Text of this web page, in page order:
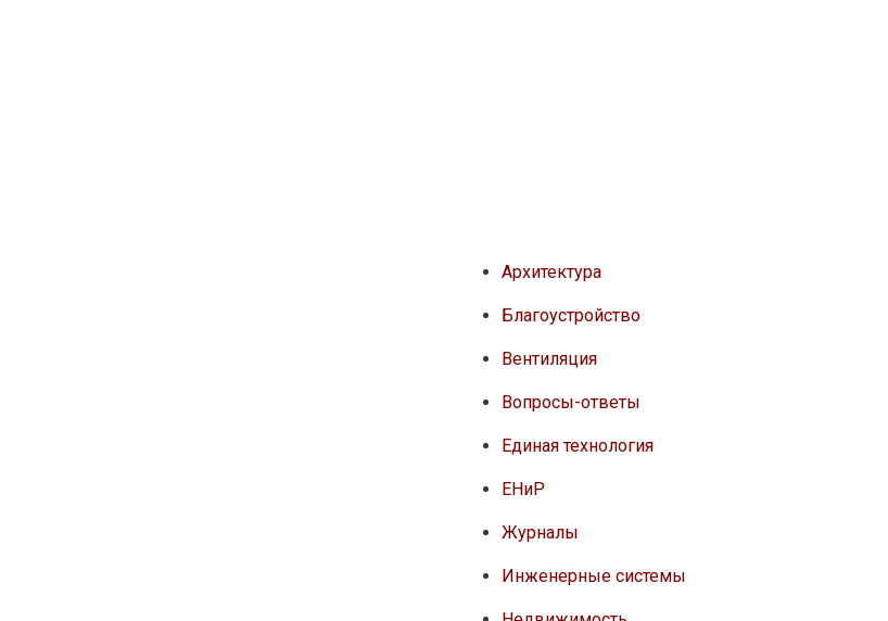
Архитектура
Благоустройство
Вентиляция
Вопросы-ответы
Единая технология
ЕНиР
Журналы
Инженерные системы